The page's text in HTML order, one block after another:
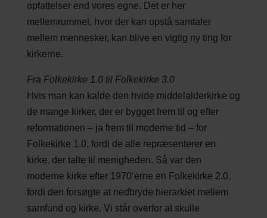
opfattelser end vores egne. Det er her
mellemrummet, hvor der kan opstå samtaler
mellem mennesker, kan blive en vigtig ny ting for
kirkerne.
Fra Folkekirke 1.0 til Folkekirke 3.0
Hvis man kan kalde den hvide middelalderkirke og
de mange kirker, der er bygget frem til og efter
reformationen – ja frem til moderne tid – for
Folkekirke 1.0, fordi de alle repræsenterer en
kirke, der talte til menigheden. Så var den
moderne kirke efter 1970’erne en Folkekirke 2.0,
fordi den forsøgte at nedbryde hierarkiet mellem
samfund og kirke. Vi står overfor at skulle